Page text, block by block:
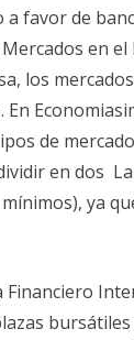
a favor de
en
los
de
en dos
ya
Financiero